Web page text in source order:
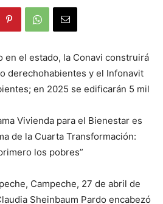
en el estado, la Conavi construirá
derechohabientes y el Infonavit
en 2025 se edificarán 5 mil
Vivienda para el Bienestar es
de la Cuarta Transformación:
los pobres”
Campeche, 27 de abril de
Sheinbaum Pardo encabezó